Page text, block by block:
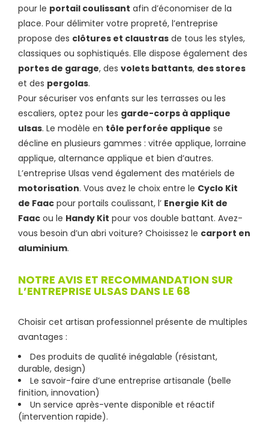
pour le portail coulissant afin d’économiser de la
place. Pour délimiter votre propreté, l’entreprise
propose des clôtures et claustras de tous les styles,
classiques ou sophistiqués. Elle dispose également des
portes de garage, des volets battants, des stores
et des pergolas.
Pour sécuriser vos enfants sur les terrasses ou les
escaliers, optez pour les garde-corps à applique
ulsas. Le modèle en tôle perforée applique se
décline en plusieurs gammes : vitrée applique, lorraine
applique, alternance applique et bien d’autres.
L’entreprise Ulsas vend également des matériels de
motorisation. Vous avez le choix entre le Cyclo Kit
de Faac pour portails coulissant, l’ Energie Kit de
Faac ou le Handy Kit pour vos double battant. Avez-
vous besoin d’un abri voiture? Choisissez le carport en
aluminium.
NOTRE AVIS ET RECOMMANDATION SUR
L’ENTREPRISE ULSAS DANS LE 68
Choisir cet artisan professionnel présente de multiples
avantages :
Des produits de qualité inégalable (résistant,
durable, design)
Le savoir-faire d’une entreprise artisanale (belle
finition, innovation)
Un service après-vente disponible et réactif
(intervention rapide).